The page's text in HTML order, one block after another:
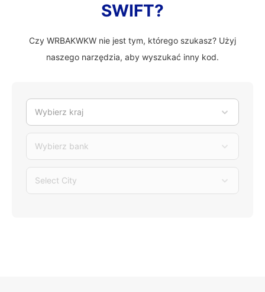
SWIFT?
Czy WRBAKWKW nie jest tym, którego szukasz? Użyj
naszego narzędzia, aby wyszukać inny kod.
Wybierz kraj
Wybierz bank
Select City